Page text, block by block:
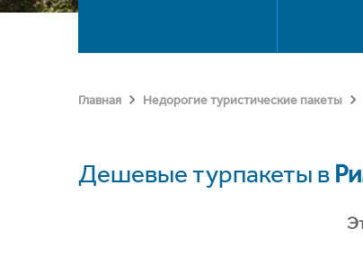
Главная Недорогие туристические пакеты
Дешевые турпакеты в